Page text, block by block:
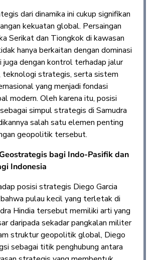
dari dinamika ini cukup signifikan
kekuatan global. Persaingan
Serikat dan Tiongkok di kawasan
hanya berkaitan dengan dominasi
dengan kontrol terhadap jalur
teknologi strategis, serta sistem
yang menjadi fondasi
modern. Oleh karena itu, posisi
simpul strategis di Samudra
salah satu elemen penting
geopolitik tersebut.
bagi Indo-Pasifik dan
Indonesia
posisi strategis Diego Garcia
pulau kecil yang terletak di
Hindia tersebut memiliki arti yang
daripada sekadar pangkalan militer
struktur geopolitik global, Diego
sebagai titik penghubung antara